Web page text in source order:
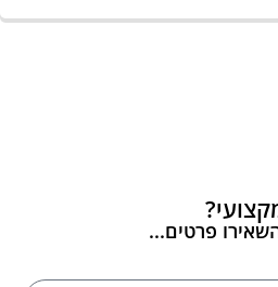
פרטים...